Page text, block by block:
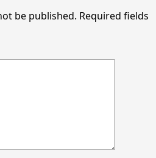
be published. Required fields